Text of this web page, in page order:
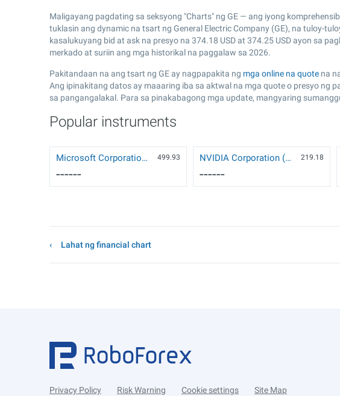
Maligayang pagdating sa seksyong "Charts" ng GE — ang iyong
tuklasin ang dynamic na tsart ng General Electric Company (GE), na tuloy-
kasalukuyang bid at ask na presyo na 374.18 USD at 374.25 USD ayon sa
merkado at suriin ang mga historikal na paggalaw sa 2026.
Pakitandaan na ang tsart ng GE ay nagpapakita ng mga online na quote na
Ang ipinakitang datos ay maaaring iba sa aktwal na mga quote o presyo ng
sa pangangalakal. Para sa pinakabagong mga update, mangyaring
Popular instruments
Microsoft Corporation (MSFT) 499.93
------
NVIDIA Corporation (NVDA) 219.18
------
Lahat ng financial chart
Privacy Policy Risk Warning Cookie settings Site Map